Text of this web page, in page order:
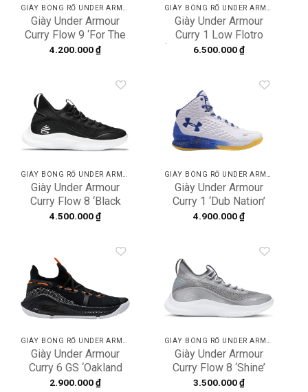
Giày Under Armour
Curry Flow 9 ‘For The
W’ GS 3025731-401
4.200.000₫
Giày Under Armour
Curry 1 Low Flotro
‘Curry Camp’ 3025632-
6.500.000₫
wishlist
Giày Under Armour
Curry Flow 8 ‘Black
White’ 3023085-002
4.500.000₫
Giày Under Armour
Curry 1 ‘Dub Nation’
2021 3024397-100
4.900.000₫
wishlist
Giày Under Armour
Curry 6 GS ‘Oakland
Sideshow’3020415-
2.900.000₫
wishlist
Giày Under Armour
Curry Flow 8 ‘Shine’
3024031-100
3.500.000₫